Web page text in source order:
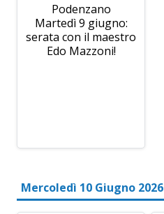
Podenzano
Martedì 9 giugno:
serata con il maestro
Edo Mazzoni!
Mercoledì 10 Giugno 2026